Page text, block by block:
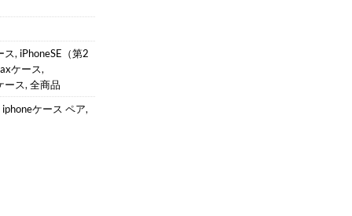
ス, iPhoneSE（第2
ケース,
ース,全商品
iphoneケース ペア,